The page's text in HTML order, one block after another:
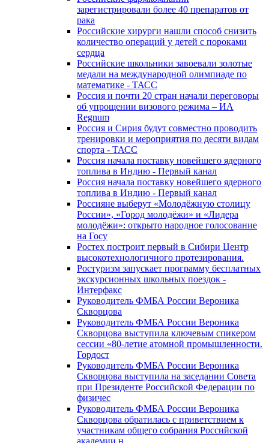
зарегистрировали более 40 препаратов от
рака
Российские хирурги нашли способ снизить
количество операций у детей с пороками
сердца
Российские школьники завоевали золотые
медали на международной олимпиаде по
математике - ТАСС
Россия и почти 20 стран начали переговоры
об упрощении визового режима – ИА
Regnum
Россия и Сирия будут совместно проводить
тренировки и мероприятия по десяти видам
спорта - ТАСС
Россия начала поставку новейшего ядерного
топлива в Индию - Первый канал
Россия начала поставку новейшего ядерного
топлива в Индию - Первый канал
Россияне выберут «Молодёжную столицу
России», «Город молодёжи» и «Лидера
молодёжи»: открыто народное голосование
на Госу
Ростех построит первый в Сибири Центр
высокотехнологичного протезирования.
Ростуризм запускает программу бесплатных
экскурсионных школьных поездок -
Интерфакс
Руководитель ФМБА России Вероника
Скворцова
Руководитель ФМБА России Вероника
Скворцова выступила ключевым спикером
сессии «80-летие атомной промышленности.
Гордост
Руководитель ФМБА России Вероника
Скворцова выступила на заседании Совета
при Президенте Российской Федерации по
физичес
Руководитель ФМБА России Вероника
Скворцова обратилась с приветствием к
участникам общего собрания Российской
академии н